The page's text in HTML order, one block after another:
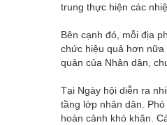
trung thực hiện các
Bên cạnh đó, mỗi địa
chức hiệu quả hơn nữa
quản của Nhân dân,
Tại Ngày hội diễn ra
tầng lớp nhân dân.
hoàn cảnh khó khăn.